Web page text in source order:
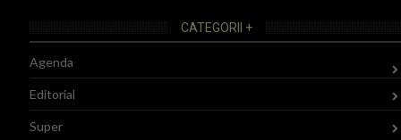
CATEGORII +
Agenda
Editorial
Super